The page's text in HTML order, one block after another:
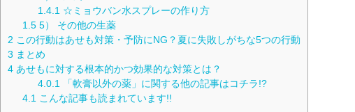
1.4.1☆ミョウバン水スプレーの作り方
1.5 5） その他の生薬
2 この行動はあせも対策・予防にNG？夏に失敗しがちな5つの行動
3 まとめ
4 あせもに対する根本的かつ効果的な対策とは？
4.0.1「軟膏以外の薬」に関する他の記事はコチラ!?
4.1 こんな記事も読まれています!!